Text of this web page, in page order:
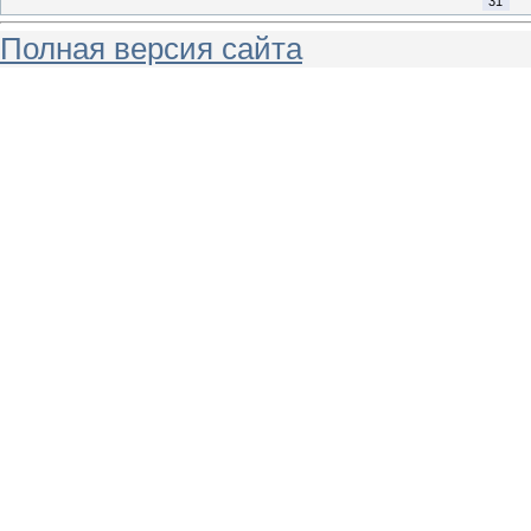
Полная версия сайта